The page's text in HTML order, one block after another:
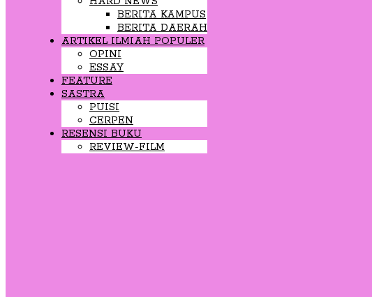
BERITA KAMPUS
BERITA DAERAH
ARTIKEL ILMIAH POPULER
OPINI
ESSAY
FEATURE
SASTRA
PUISI
CERPEN
RESENSI BUKU
REVIEW-FILM